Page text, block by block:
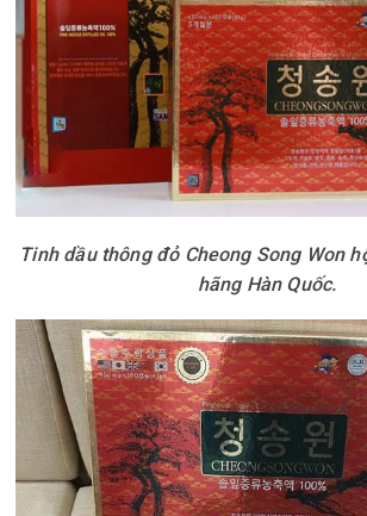
Tinh dầu thông đỏ Cheong Song Won
hãng Hàn Quốc.